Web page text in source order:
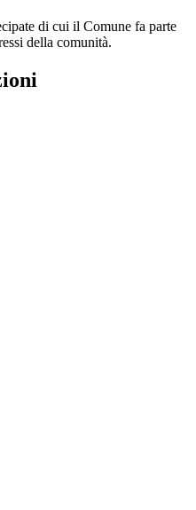
di cui il Comune fa parte
della comunità.